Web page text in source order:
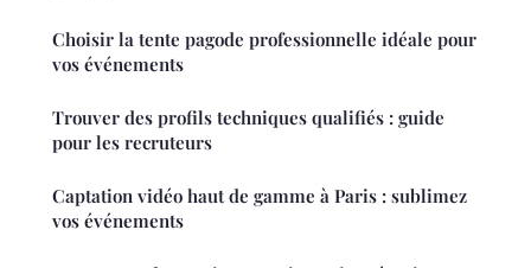
Choisir la tente pagode professionnelle idéale pour
vos événements
Trouver des profils techniques qualifiés : guide
pour les recruteurs
Captation vidéo haut de gamme à Paris : sublimez
vos événements